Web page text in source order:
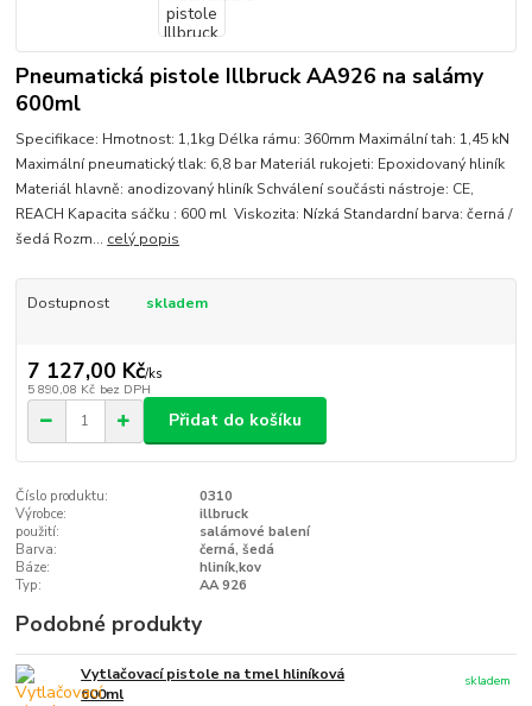
Pneumatická pistole Illbruck AA926 na salámy
600ml
Specifikace: Hmotnost: 1,1kg Délka rámu: 360mm Maximální tah: 1,45 kN
Maximální pneumatický tlak: 6,8 bar Materiál rukojeti: Epoxidovaný hliník
Materiál hlavně: anodizovaný hliník Schválení součásti nástroje: CE,
REACH Kapacita sáčku : 600 ml Viskozita: Nízká Standardní barva: černá /
šedá Rozm... celý popis
Dostupnost skladem
7 127,00 Kč/ks
5 890,08 Kč bez DPH
Přidat do košíku
Číslo produktu:
0310
Výrobce:
illbruck
použití:
salámové balení
Barva:
černá, šedá
Báze:
hliník,kov
Typ:
AA 926
Podobné produkty
Vytlačovací pistole na tmel hliníková
600ml
skladem